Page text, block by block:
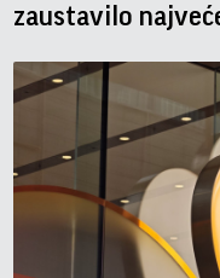
zaustavilo